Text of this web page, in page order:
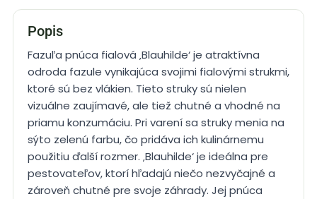
Popis
Fazuľa pnúca fialová ‚Blauhilde‘ je atraktívna
odroda fazule vynikajúca svojimi fialovými strukmi,
ktoré sú bez vlákien. Tieto struky sú nielen
vizuálne zaujímavé, ale tiež chutné a vhodné na
priamu konzumáciu. Pri varení sa struky menia na
sýto zelenú farbu, čo pridáva ich kulinárnemu
použitiu ďalší rozmer. ‚Blauhilde‘ je ideálna pre
pestovateľov, ktorí hľadajú niečo nezvyčajné a
zároveň chutné pre svoje záhrady. Jej pnúca